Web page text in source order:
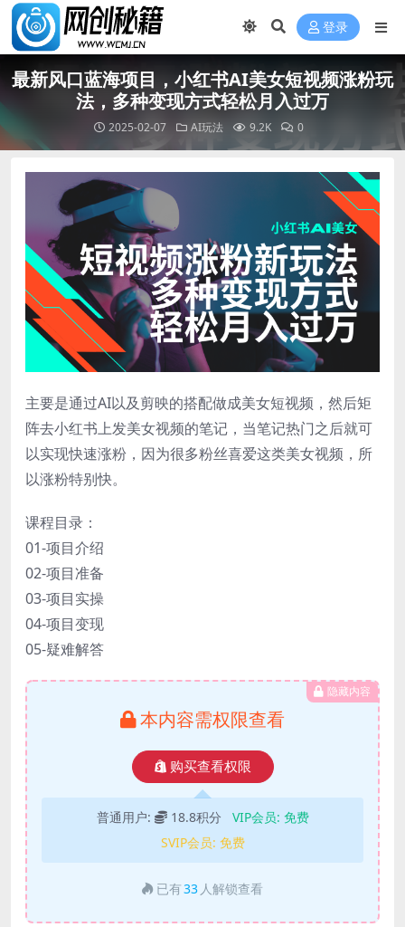
登录
最新风口蓝海项目，小红书AI美女短视频涨粉玩
法，多种变现方式轻松月入过万
2025-02-07 AI玩法 9.2K 0
主要是通过AI以及剪映的搭配做成美女短视频，然后矩
阵去小红书上发美女视频的笔记，当笔记热门之后就可
以实现快速涨粉，因为很多粉丝喜爱这类美女视频，所
以涨粉特别快。
课程目录：
01-项目介绍
02-项目准备
03-项目实操
04-项目变现
05-疑难解答
隐藏内容
本内容需权限查看
购买查看权限
普通用户: 18.8积分 VIP会员: 免费
SVIP会员: 免费
已有33 人解锁查看